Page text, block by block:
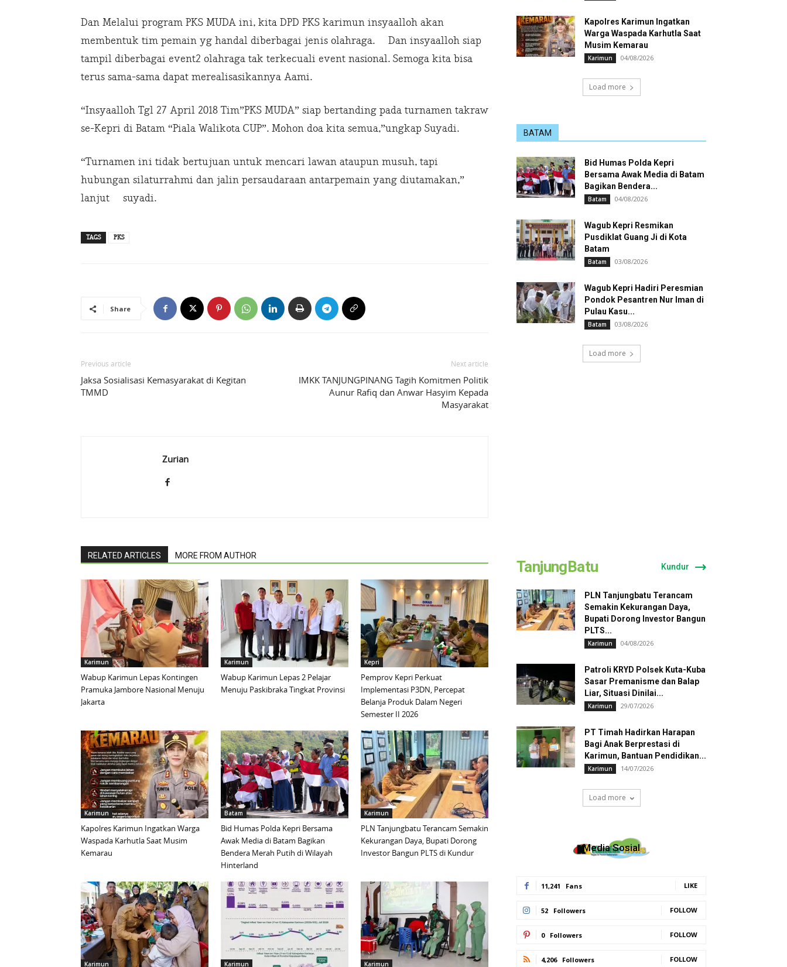
Dan Melalui program PKS MUDA ini, kita DPD PKS karimun insyaalloh akan
membentuk tim pemain yg handal diberbagai jenis olahraga. Dan insyaalloh siap
tampil diberbagai event2 olahraga tak terkecuali event nasional. Semoga kita bisa
terus sama-sama dapat merealisasikannya Aami.
“Insyaalloh Tgl 27 April 2018 Tim”PKS MUDA” siap bertanding pada turnamen takraw
se-Kepri di Batam “Piala Walikota CUP”. Mohon doa kita semua,”ungkap Suyadi.
“Turnamen ini tidak bertujuan untuk mencari lawan ataupun musuh, tapi
hubungan silaturrahmi dan jalin persaudaraan antarpemain yang diutamakan,”
lanjut suyadi.
TAGS PKS
Share
Previous article
Jaksa Sosialisasi Kemasyarakat di Kegitan
TMMD
Next article
IMKK TANJUNGPINANG Tagih Komitmen Politik
Aunur Rafiq dan Anwar Hasyim Kepada
Masyarakat
Zurian
RELATED ARTICLES MORE FROM AUTHOR
Karimun
Wabup Karimun Lepas Kontingen
Pramuka Jambore Nasional Menuju
Jakarta
Karimun
Wabup Karimun Lepas 2 Pelajar
Menuju Paskibraka Tingkat Provinsi
Kepri
Pemprov Kepri Perkuat
Implementasi P3DN, Percepat
Belanja Produk Dalam Negeri
Semester II 2026
Karimun
Kapolres Karimun Ingatkan Warga
Waspada Karhutla Saat Musim
Kemarau
Batam
Bid Humas Polda Kepri Bersama
Awak Media di Batam Bagikan
Bendera Merah Putih di Wilayah
Hinterland
Karimun
PLN Tanjungbatu Terancam Semakin
Kekurangan Daya, Bupati Dorong
Investor Bangun PLTS di Kundur
Karimun Karimun Karimun
Kapolres Karimun Ingatkan
Warga Waspada Karhutla Saat
Musim Kemarau
Karimun 04/08/2026
Load more
BATAM
Bid Humas Polda Kepri
Bersama Awak Media di Batam
Bagikan Bendera...
Batam 04/08/2026
Wagub Kepri Resmikan
Pusdiklat Guang Ji di Kota
Batam
Batam 03/08/2026
Wagub Kepri Hadiri Peresmian
Pondok Pesantren Nur Iman di
Pulau Kasu...
Batam 03/08/2026
Load more
TanjungBatu Kundur
PLN Tanjungbatu Terancam
Semakin Kekurangan Daya,
Bupati Dorong Investor Bangun
PLTS...
Karimun 04/08/2026
Patroli KRYD Polsek Kuta-Kuba
Sasar Premanisme dan Balap
Liar, Situasi Dinilai...
Karimun 29/07/2026
PT Timah Hadirkan Harapan
Bagi Anak Berprestasi di
Karimun, Bantuan Pendidikan...
Karimun 14/07/2026
Load more
Media Sosial
11,241 Fans LIKE
52 Followers FOLLOW
0 Followers FOLLOW
4,206 Followers FOLLOW